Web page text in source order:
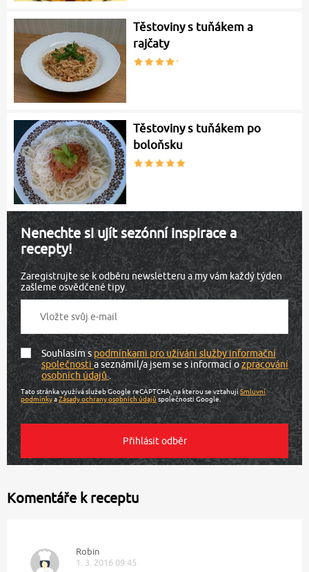
Těstoviny s tuňákem a
rajčaty
Těstoviny s tuňákem po
boloňsku
Nenechte si ujít sezónní inspirace a
recepty!
Zaregistrujte se k odběru newsletteru a my vám každý týden
zašleme osvědčené tipy.
Souhlasím spodmínkami pro užívání služby informační
společnostia seznámil/a jsem se s informací ozpracování
osobních údajů.
Tato stránka využívá služeb Google reCAPTCHA, na kterou se vztahujíSmluvní
podmínkyaZásady ochrany osobních údajů společnosti Google.
Komentáře k receptu
Robin
1. 3. 2016 09:45